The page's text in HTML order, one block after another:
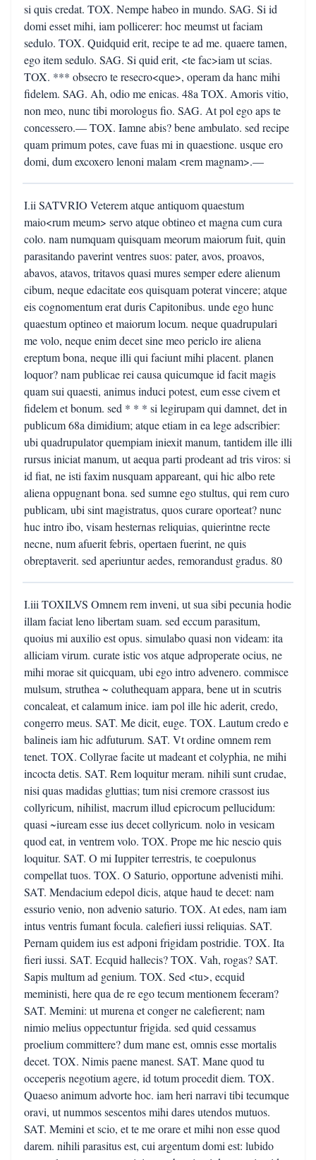
si quis credat. TOX. Nempe habeo in mundo. SAG. Si id
domi esset mihi, iam pollicerer: hoc meumst ut faciam
sedulo. TOX. Quidquid erit, recipe te ad me. quaere tamen,
ego item sedulo. SAG. Si quid erit, <te fac>iam ut scias.
TOX. *** obsecro te resecro<que>, operam da hanc mihi
fidelem. SAG. Ah, odio me enicas. 48a TOX. Amoris vitio,
non meo, nunc tibi morologus fio. SAG. At pol ego aps te
concessero.— TOX. Iamne abis? bene ambulato. sed recipe
quam primum potes, cave fuas mi in quaestione. usque ero
domi, dum excoxero lenoni malam <rem magnam>.—
I.ii SATVRIO Veterem atque antiquom quaestum
maio<rum meum> servo atque obtineo et magna cum cura
colo. nam numquam quisquam meorum maiorum fuit, quin
parasitando paverint ventres suos: pater, avos, proavos,
abavos, atavos, tritavos quasi mures semper edere alienum
cibum, neque edacitate eos quisquam poterat vincere; atque
eis cognomentum erat duris Capitonibus. unde ego hunc
quaestum optineo et maiorum locum. neque quadrupulari
me volo, neque enim decet sine meo periclo ire aliena
ereptum bona, neque illi qui faciunt mihi placent. planen
loquor? nam publicae rei causa quicumque id facit magis
quam sui quaesti, animus induci potest, eum esse civem et
fidelem et bonum. sed * * * si legirupam qui damnet, det in
publicum 68a dimidium; atque etiam in ea lege adscribier:
ubi quadrupulator quempiam iniexit manum, tantidem ille illi
rursus iniciat manum, ut aequa parti prodeant ad tris viros: si
id fiat, ne isti faxim nusquam appareant, qui hic albo rete
aliena oppugnant bona. sed sumne ego stultus, qui rem curo
publicam, ubi sint magistratus, quos curare oporteat? nunc
huc intro ibo, visam hesternas reliquias, quierintne recte
necne, num afuerit febris, opertaen fuerint, ne quis
obreptaverit. sed aperiuntur aedes, remorandust gradus. 80
I.iii TOXILVS Omnem rem inveni, ut sua sibi pecunia hodie
illam faciat leno libertam suam. sed eccum parasitum,
quoius mi auxilio est opus. simulabo quasi non videam: ita
alliciam virum. curate istic vos atque adproperate ocius, ne
mihi morae sit quicquam, ubi ego intro advenero. commisce
mulsum, struthea ~ coluthequam appara, bene ut in scutris
concaleat, et calamum inice. iam pol ille hic aderit, credo,
congerro meus. SAT. Me dicit, euge. TOX. Lautum credo e
balineis iam hic adfuturum. SAT. Vt ordine omnem rem
tenet. TOX. Collyrae facite ut madeant et colyphia, ne mihi
incocta detis. SAT. Rem loquitur meram. nihili sunt crudae,
nisi quas madidas gluttias; tum nisi cremore crassost ius
collyricum, nihilist, macrum illud epicrocum pellucidum:
quasi ~iuream esse ius decet collyricum. nolo in vesicam
quod eat, in ventrem volo. TOX. Prope me hic nescio quis
loquitur. SAT. O mi Iuppiter terrestris, te coepulonus
compellat tuos. TOX. O Saturio, opportune advenisti mihi.
SAT. Mendacium edepol dicis, atque haud te decet: nam
essurio venio, non advenio saturio. TOX. At edes, nam iam
intus ventris fumant focula. calefieri iussi reliquias. SAT.
Pernam quidem ius est adponi frigidam postridie. TOX. Ita
fieri iussi. SAT. Ecquid hallecis? TOX. Vah, rogas? SAT.
Sapis multum ad genium. TOX. Sed <tu>, ecquid
meministi, here qua de re ego tecum mentionem feceram?
SAT. Memini: ut murena et conger ne calefierent; nam
nimio melius oppectuntur frigida. sed quid cessamus
proelium committere? dum mane est, omnis esse mortalis
decet. TOX. Nimis paene manest. SAT. Mane quod tu
occeperis negotium agere, id totum procedit diem. TOX.
Quaeso animum advorte hoc. iam heri narravi tibi tecumque
oravi, ut nummos sescentos mihi dares utendos mutuos.
SAT. Memini et scio, et te me orare et mihi non esse quod
darem. nihili parasitus est, cui argentum domi est: lubido